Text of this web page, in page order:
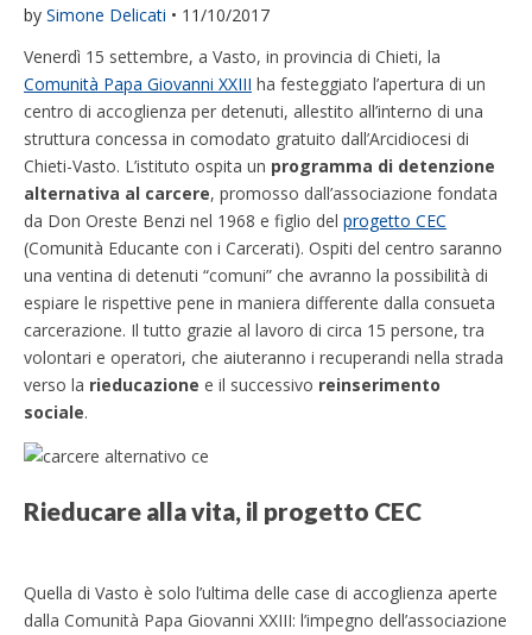
by Simone Delicati • 11/10/2017
Venerdì 15 settembre, a Vasto, in provincia di Chieti, la
Comunità Papa Giovanni XXIII ha festeggiato l’apertura di un
centro di accoglienza per detenuti, allestito all’interno di una
struttura concessa in comodato gratuito dall’Arcidiocesi di
Chieti-Vasto. L’istituto ospita un programma di detenzione
alternativa al carcere, promosso dall’associazione fondata
da Don Oreste Benzi nel 1968 e figlio del progetto CEC
(Comunità Educante con i Carcerati). Ospiti del centro saranno
una ventina di detenuti “comuni” che avranno la possibilità di
espiare le rispettive pene in maniera differente dalla consueta
carcerazione. Il tutto grazie al lavoro di circa 15 persone, tra
volontari e operatori, che aiuteranno i recuperandi nella strada
verso la rieducazione e il successivo reinserimento
sociale.
Rieducare alla vita, il progetto CEC
Quella di Vasto è solo l’ultima delle case di accoglienza aperte
dalla Comunità Papa Giovanni XXIII: l’impegno dell’associazione